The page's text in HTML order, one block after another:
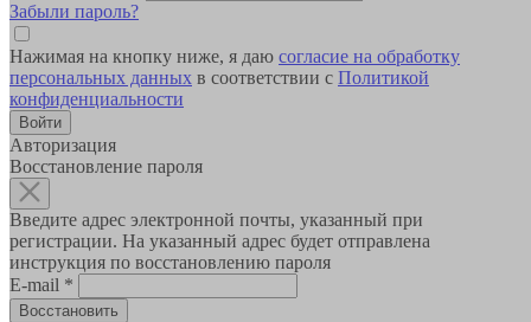
Забыли пароль?
Нажимая на кнопку ниже, я даю согласие на обработку
персональных данных в соответствии с Политикой
конфиденциальности
Авторизация
Восстановление пароля
Введите адрес электронной почты, указанный при
регистрации. На указанный адрес будет отправлена
инструкция по восстановлению пароля
E-mail *